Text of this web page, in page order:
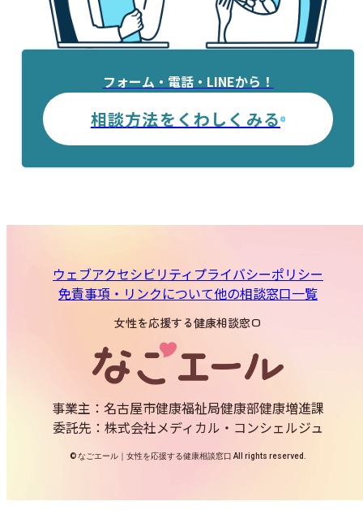
フォーム・電話・LINEから！
相談方法をくわしくみる
ウェブアクセシビリティ プライバシーポリシー
免責事項・リンクについて他の相談窓口一覧
女性を応援する健康相談窓口
事業主：名古屋市健康福祉局健康部健康増進課
委託先：株式会社メディカル・コンシェルジュ
© なごエール｜女性を応援する健康相談窓口 All rights reserved.